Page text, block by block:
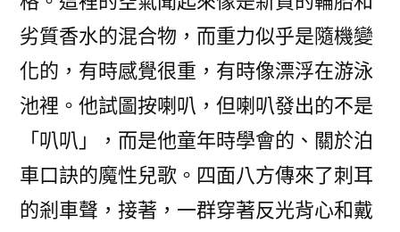
劣質香水的混合物，而重力似乎是隨機變
化的，有時感覺很重，有時像漂浮在游泳
池裡。他試圖按喇叭，但喇叭發出的不是
「叭叭」，而是他童年時學會的、關於泊
車口訣的魔性兒歌。四面八方傳來了刺耳
的剎車聲，接著，一群穿著反光背心和戴